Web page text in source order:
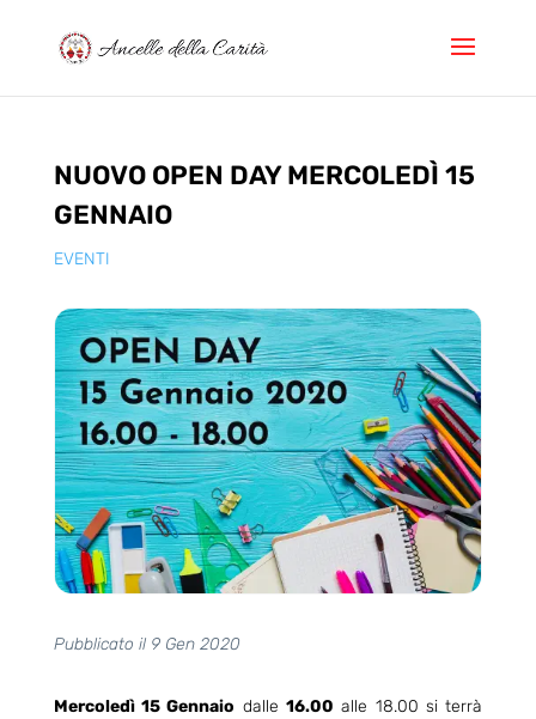
NUOVO OPEN DAY MERCOLEDÌ 15
GENNAIO
EVENTI
Pubblicato il 9 Gen 2020
Mercoledì 15 Gennaio dalle16.00 alle 18.00 si terrà